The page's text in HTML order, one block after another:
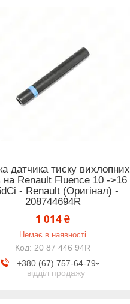
датчика тиску вихлопних
на Renault Fluence 10 ->16
- Renault (Оригінал) -
208744694R
1 014 ₴
Немає в наявності
20 87 446 94R
+380 (67) 757-64-79
відділ продажу